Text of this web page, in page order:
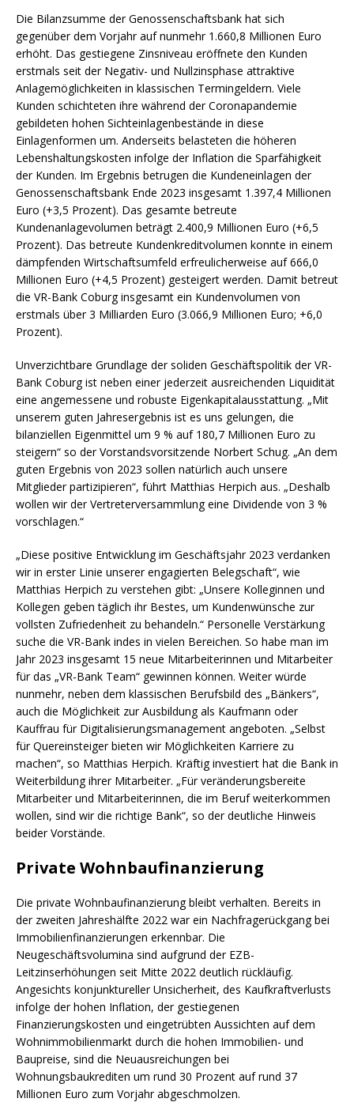
Die Bilanzsumme der Genossenschaftsbank hat sich
gegenüber dem Vorjahr auf nunmehr 1.660,8 Millionen Euro
erhöht. Das gestiegene Zinsniveau eröffnete den Kunden
erstmals seit der Negativ- und Nullzinsphase attraktive
Anlagemöglichkeiten in klassischen Termingeldern. Viele
Kunden schichteten ihre während der Coronapandemie
gebildeten hohen Sichteinlagenbestände in diese
Einlagenformen um. Anderseits belasteten die höheren
Lebenshaltungskosten infolge der Inflation die Sparfähigkeit
der Kunden. Im Ergebnis betrugen die Kundeneinlagen der
Genossenschaftsbank Ende 2023 insgesamt 1.397,4 Millionen
Euro (+3,5 Prozent). Das gesamte betreute
Kundenanlagevolumen beträgt 2.400,9 Millionen Euro (+6,5
Prozent). Das betreute Kundenkreditvolumen konnte in einem
dämpfenden Wirtschaftsumfeld erfreulicherweise auf 666,0
Millionen Euro (+4,5 Prozent) gesteigert werden. Damit betreut
die VR-Bank Coburg insgesamt ein Kundenvolumen von
erstmals über 3 Milliarden Euro (3.066,9 Millionen Euro; +6,0
Prozent).
Unverzichtbare Grundlage der soliden Geschäftspolitik der VR-
Bank Coburg ist neben einer jederzeit ausreichenden Liquidität
eine angemessene und robuste Eigenkapitalausstattung. „Mit
unserem guten Jahresergebnis ist es uns gelungen, die
bilanziellen Eigenmittel um 9 % auf 180,7 Millionen Euro zu
steigern“ so der Vorstandsvorsitzende Norbert Schug. „An dem
guten Ergebnis von 2023 sollen natürlich auch unsere
Mitglieder partizipieren“, führt Matthias Herpich aus. „Deshalb
wollen wir der Vertreterversammlung eine Dividende von 3 %
vorschlagen.“
„Diese positive Entwicklung im Geschäftsjahr 2023 verdanken
wir in erster Linie unserer engagierten Belegschaft“, wie
Matthias Herpich zu verstehen gibt: „Unsere Kolleginnen und
Kollegen geben täglich ihr Bestes, um Kundenwünsche zur
vollsten Zufriedenheit zu behandeln.“ Personelle Verstärkung
suche die VR-Bank indes in vielen Bereichen. So habe man im
Jahr 2023 insgesamt 15 neue Mitarbeiterinnen und Mitarbeiter
für das „VR-Bank Team“ gewinnen können. Weiter würde
nunmehr, neben dem klassischen Berufsbild des „Bänkers“,
auch die Möglichkeit zur Ausbildung als Kaufmann oder
Kauffrau für Digitalisierungsmanagement angeboten. „Selbst
für Quereinsteiger bieten wir Möglichkeiten Karriere zu
machen“, so Matthias Herpich. Kräftig investiert hat die Bank in
Weiterbildung ihrer Mitarbeiter. „Für veränderungsbereite
Mitarbeiter und Mitarbeiterinnen, die im Beruf weiterkommen
wollen, sind wir die richtige Bank“, so der deutliche Hinweis
beider Vorstände.
Private Wohnbaufinanzierung
Die private Wohnbaufinanzierung bleibt verhalten. Bereits in
der zweiten Jahreshälfte 2022 war ein Nachfragerückgang bei
Immobilienfinanzierungen erkennbar. Die
Neugeschäftsvolumina sind aufgrund der EZB-
Leitzinserhöhungen seit Mitte 2022 deutlich rückläufig.
Angesichts konjunktureller Unsicherheit, des Kaufkraftverlusts
infolge der hohen Inflation, der gestiegenen
Finanzierungskosten und eingetrübten Aussichten auf dem
Wohnimmobilienmarkt durch die hohen Immobilien- und
Baupreise, sind die Neuausreichungen bei
Wohnungsbaukrediten um rund 30 Prozent auf rund 37
Millionen Euro zum Vorjahr abgeschmolzen.